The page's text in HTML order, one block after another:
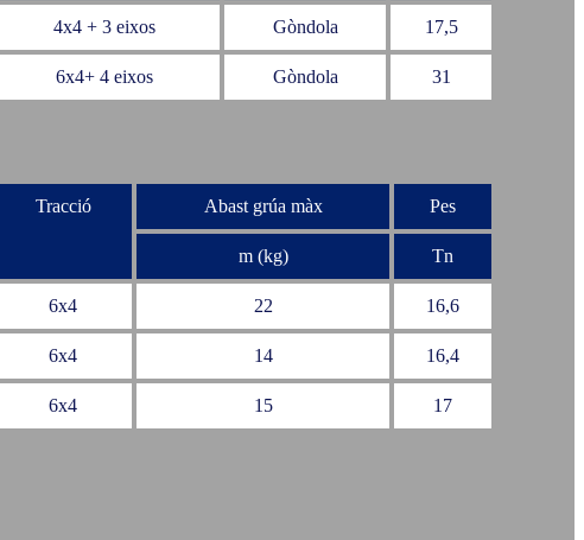
4x4 + 3 eixos Gòndola 17,5
6x4+ 4 eixos Gòndola 31
Tracció Abast grúa màx Pes
m (kg) Tn
6x4 22 16,6
6x4 14 16,4
6x4 15 17